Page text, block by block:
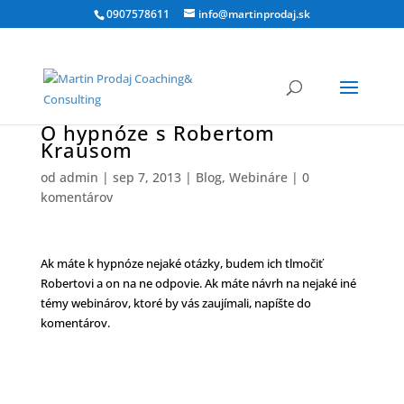
0907578611 info@martinprodaj.sk
O hypnóze s Robertom
Krausom
od admin | sep 7, 2013| Blog, Webináre| 0
komentárov
Ak máte k hypnóze nejaké otázky, budem ich tlmočiť
Robertovi a on na ne odpovie. Ak máte návrh na nejaké iné
témy webinárov, ktoré by vás zaujímali, napíšte do
komentárov.